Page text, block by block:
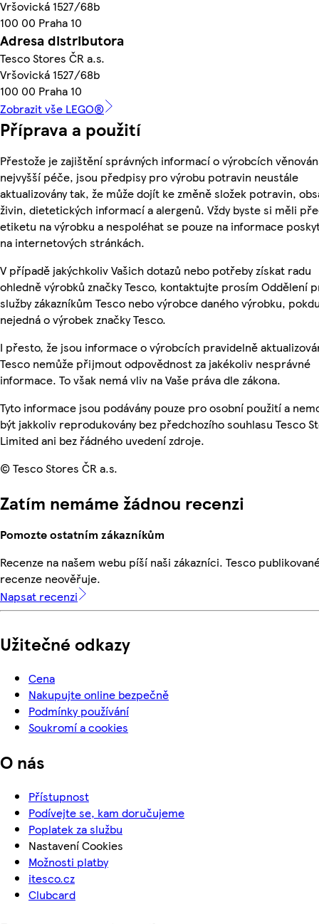
Vršovická 1527/68b
100 00 Praha 10
Adresa distributora
Tesco Stores ČR a.s.
Vršovická 1527/68b
100 00 Praha 10
Zobrazit vše LEGO®
Příprava a použití
Přestože je zajištění správných informací o výrobcích
nejvyšší péče, jsou předpisy pro výrobu potravin neustále
aktualizovány tak, že může dojít ke změně složek potravin,
živin, dietetických informací a alergenů. Vždy byste si měli
etiketu na výrobku a nespoléhat se pouze na informace
na internetových stránkách.
V případě jakýchkoliv Vašich dotazů nebo potřeby získat radu
ohledně výrobků značky Tesco, kontaktujte prosím Oddělení
služby zákazníkům Tesco nebo výrobce daného výrobku,
nejedná o výrobek značky Tesco.
I přesto, že jsou informace o výrobcích pravidelně
Tesco nemůže přijmout odpovědnost za jakékoliv nesprávné
informace. To však nemá vliv na Vaše práva dle zákona.
Tyto informace jsou podávány pouze pro osobní použití a
být jakkoliv reprodukovány bez předchozího souhlasu Tesco
Limited ani bez řádného uvedení zdroje.
© Tesco Stores ČR a.s.
Zatím nemáme žádnou recenzi
Pomozte ostatním zákazníkům
Recenze na našem webu píší naši zákazníci. Tesco
recenze neověřuje.
Napsat recenzi
Užitečné odkazy
Cena
Nakupujte online bezpečně
Podmínky používání
Soukromí a cookies
O nás
Přístupnost
Podívejte se, kam doručujeme
Poplatek za službu
Nastavení Cookies
Možnosti platby
itesco.cz
Clubcard